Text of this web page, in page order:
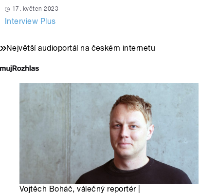
17. květen 2023
Interview Plus
Největší audioportál na českém internetu
Vojtěch Boháč, válečný reportér |